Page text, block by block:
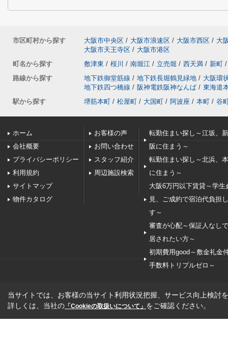
市区町村から探す 大阪市中央区 / 大阪市浪速区 / 大阪市西区 / 大
大阪市天王寺区 / 大阪市港区
町名から探す
敷津東 / 桜川 / 南堀江 / 立売堀 / 西天満 / 新町 /
路線から探す
地下鉄御堂筋線 / 地下鉄長堀鶴見緑地 / 大阪環
地下鉄四つ橋線 / 阪神電鉄阪神なんば / 東海道
駅から探す
堺筋本町 / 松屋町 / 大国町 / 阿波座 / 本町 / 谷
ホーム
会社概要
プライバシーポリシー
利用規約
サイトマップ
物件カタログ
お客様の声
お問い合わせ
スタッフ紹介
周辺施設検索
転勤住まい探し～江坂、
阪に住まう～
転勤住まい探し～北浜、
に住まう～
大阪6万円以下賃貸～学生
見、ご成約で宿泊代負担
す～
審査が心配～保証人なし
居されたい方～
初期費用good～敷金礼金
手数料トリプルゼロ～
当サイトでは、お客様の当サイト利用状況把握、サービス向上検討
詳しくは、当社の 「Cookieの取扱いについて」 をご確認ください。